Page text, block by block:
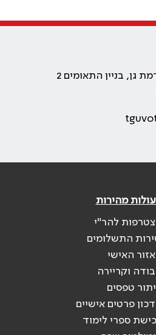
מהירות
להר"י
התשלומים
האישי
וקריירה
טפסים
פרטים אישיים
ספרי לימוד